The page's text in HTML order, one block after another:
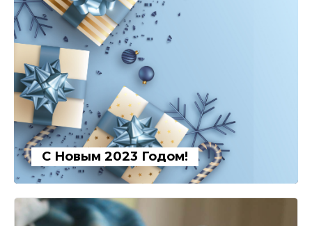
С Новым 2023 Годом!